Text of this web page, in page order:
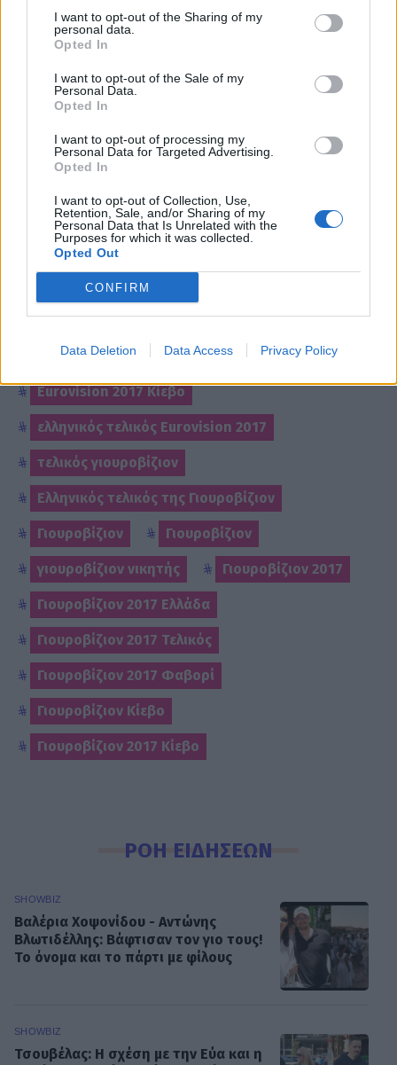
I want to opt-out of the Sharing of my
personal data.
Opted In
I want to opt-out of the Sale of my
Personal Data.
Opted In
I want to opt-out of processing my
Personal Data for Targeted Advertising.
Opted In
I want to opt-out of Collection, Use,
Retention, Sale, and/or Sharing of my
Personal Data that Is Unrelated with the
Purposes for which it was collected.
Opted Out
CONFIRM
Data Deletion Data Access Privacy Policy
eurovision 2017
Λευκορωσία Eurovision
Eurovision 2017 Greece
Eurovision 2017 Ελλάδα
Eurovision 2017 αποτελέσματα
Eurovision 2017 Νικητής
Eurovision 2017 Τελικός
Eurovision 2017 Φαβορί
Eurovision 2017 νικητές
Greece Eurovision 2017
Eurovision 2017 Κίεβο
ελληνικός τελικός Eurovision 2017
τελικός γιουροβίζιον
Ελληνικός τελικός της Γιουροβίζιον
Γιουροβίζιον Γιουροβίζιον
γιουροβίζιον νικητής Γιουροβίζιον 2017
Γιουροβίζιον 2017 Ελλάδα
Γιουροβίζιον 2017 Τελικός
Γιουροβίζιον 2017 Φαβορί
Γιουροβίζιον Κίεβο
Γιουροβίζιον 2017 Κίεβο
ΡΟΗ ΕΙΔΗΣΕΩΝ
SHOWBIZ
Βαλέρια Χοψονίδου - Αντώνης
Βλωτιδέλλης: Βάφτισαν τον γιο τους!
Το όνομα και το πάρτι με φίλους
SHOWBIZ
Τσουβέλας: Η σχέση με την Εύα και η